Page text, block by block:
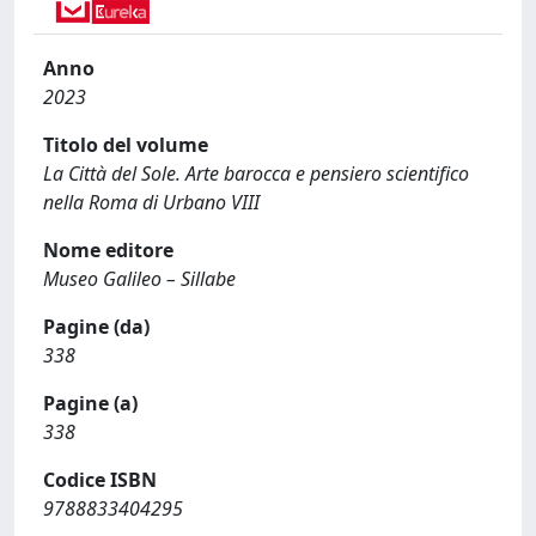
Anno
2023
Titolo del volume
La Città del Sole. Arte barocca e pensiero scientifico
nella Roma di Urbano VIII
Nome editore
Museo Galileo – Sillabe
Pagine (da)
338
Pagine (a)
338
Codice ISBN
9788833404295